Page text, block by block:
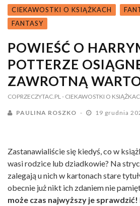
CIEKAWOSTKI O KSIĄŻKACH
FANTASY
POWIEŚĆ O
POTTERZE
ZAWROTNĄ
COPRZECZYTAC.PL - CIEKAWOSTKI O
PAULINA ROSZKO 19 grudnia
Zastanawialiście się kiedyś, co w
wasi rodzice lub dziadkowie? Na
zalegają u nich w kartonach stare
obecnie już nikt ich zdaniem nie
może czas najwyższy je